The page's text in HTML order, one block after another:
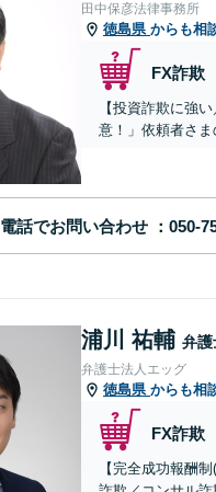
田中保彦法律事務所
徳島県 からも相
FX詐欺
【投資詐欺に強
意！」依頼者さ
電話でお問い合わせ
浦川 祐輔 弁護
弁護士法人エッグ
徳島県 からも相
FX詐欺
【完全成功報酬